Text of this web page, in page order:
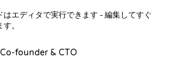
はエディタで実行できます - 編集してすぐ
。
founder & CTO